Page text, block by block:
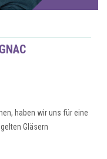
haben wir uns für eine
Gläsern